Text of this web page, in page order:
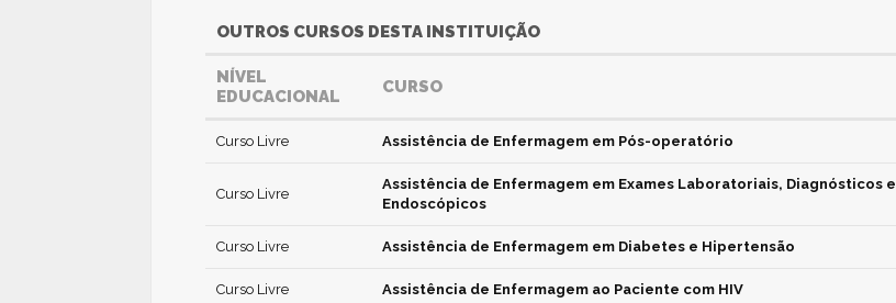
OUTROS CURSOS DESTA INSTITUIÇÃO
NÍVEL
EDUCACIONAL
CURSO
Curso Livre Assistência de Enfermagem em Pós-operatório
Curso Livre
Assistência de Enfermagem em Exames Laboratoriais, Diagnósticos e
Endoscópicos
Curso Livre Assistência de Enfermagem em Diabetes e Hipertensão
Curso Livre Assistência de Enfermagem ao Paciente com HIV